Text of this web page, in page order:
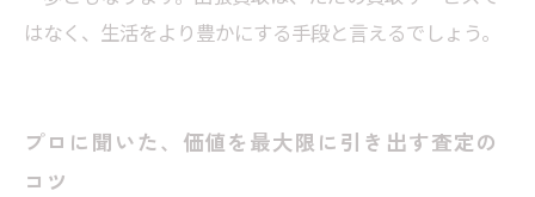
はなく、生活をより豊かにする手段と言えるでしょう。
プロに聞いた、価値を最大限に引き出す査定の
コツ